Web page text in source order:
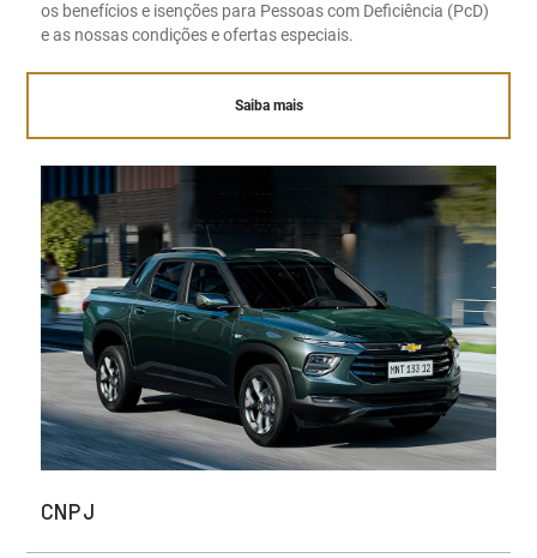
os benefícios e isenções para Pessoas com Deficiência (PcD)
e as nossas condições e ofertas especiais.
Saiba mais
CNPJ